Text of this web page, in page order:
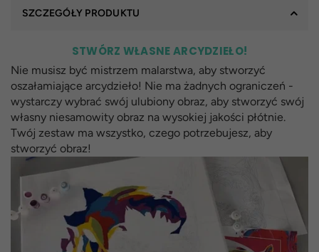
SZCZEGÓŁY PRODUKTU
STWÓRZ WŁASNE ARCYDZIEŁO!
Nie musisz być mistrzem malarstwa, aby stworzyć
oszałamiające arcydzieło! Nie ma żadnych ograniczeń -
wystarczy wybrać swój ulubiony obraz, aby stworzyć swój
własny niesamowity obraz na wysokiej jakości płótnie.
Twój zestaw ma wszystko, czego potrzebujesz, aby
stworzyć obraz!